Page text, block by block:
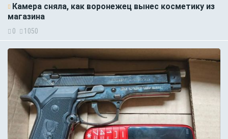
Камера сняла, как воронежец вынес косметику из
магазина
0 1050